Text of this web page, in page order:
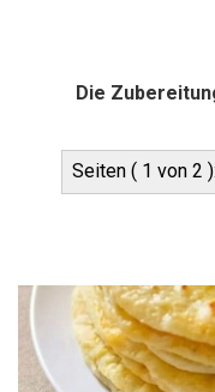
Die
Seiten ( 1 von 2 ):